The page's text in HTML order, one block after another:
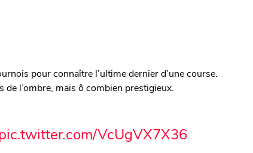
pour connaître l’ultime dernier d’une course.
l’ombre, mais ô combien prestigieux.
VcUgVX7X36